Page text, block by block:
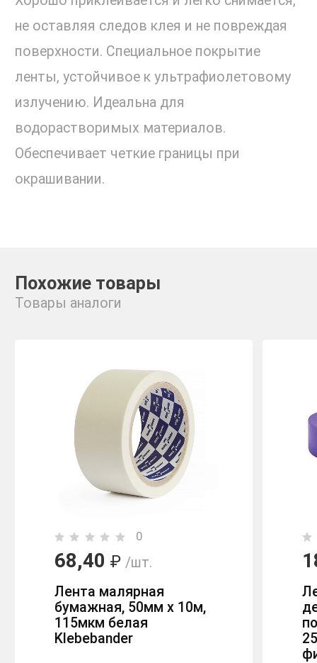
не оставляя следов клея и не повреждая
поверхности. Специальное покрытие
ленты, устойчивое к ультрафиолетовому
излучению. Идеальна для
водорастворимых материалов.
Обеспечивает четкие границы при
окрашивании.
Похожие товары
Товары аналоги
0
68,40 ₽ /шт.
Лента малярная
бумажная, 50мм х 10м,
115мкм белая
Klebebander